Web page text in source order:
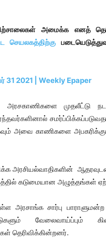
அமைக்க எனத்
செயலகத்திற்கு
2021 | Weekly Epaper
முதலீட்டு
அவை காணிகளை
அரசியல்வாதிகளின்
கடுமையான அழுத்தங்கள்
அரசாங்க சார்பு
வேலைவாய்ப்பும்
தெரிவிக்கின்றனர்.